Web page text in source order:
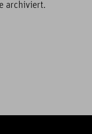
archiviert.